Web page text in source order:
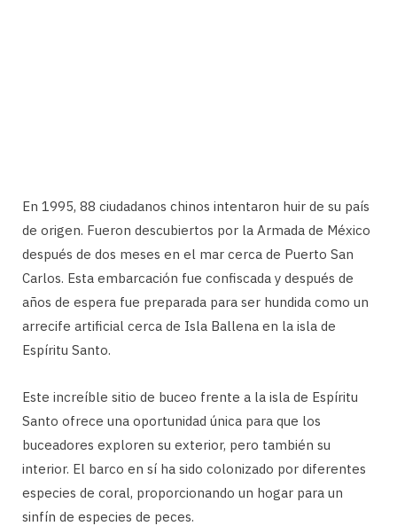
En 1995, 88 ciudadanos chinos intentaron huir de su país
de origen. Fueron descubiertos por la Armada de México
después de dos meses en el mar cerca de Puerto San
Carlos. Esta embarcación fue confiscada y después de
años de espera fue preparada para ser hundida como un
arrecife artificial cerca de Isla Ballena en la isla de
Espíritu Santo.
Este increíble sitio de buceo frente a la isla de Espíritu
Santo ofrece una oportunidad única para que los
buceadores exploren su exterior, pero también su
interior. El barco en sí ha sido colonizado por diferentes
especies de coral, proporcionando un hogar para un
sinfín de especies de peces.